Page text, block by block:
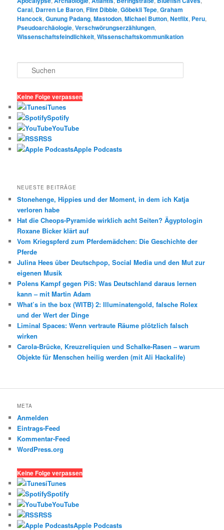
Caral, Darren Le Baron,Flint Dibble,Göbekli Tepe,Graham
Hancock,Gunung Padang,Mastodon,Michael Button,Netflix, Peru,
Pseudoarchäologie,Verschwörungserzählungen,
Wissenschaftsfeindlichkeit,Wissenschaftskommunikation
u
h
e
n
Keine Folge verpassen
iTunes
Spotify
YouTube
RSS
Apple Podcasts
NEUESTE BEITRÄGE
Stonehenge, Hippies und der Moment, in dem ich Katja
verloren habe
Hat die Cheops-Pyramide wirklich acht Seiten? Ägyptologin
Roxane Bicker klärt auf
Vom Kriegspferd zum Pferdemädchen: Die Geschichte der
Pferde
Julina Hees über Deutschpop, Social Media und den Mut zur
eigenen Musik
Polens Kampf gegen PiS: Was Deutschland daraus lernen
kann – mit Martin Adam
What’s in the box (WITB) 2: Illuminatengold, falsche Rolex
und der Wert der Dinge
Liminal Spaces: Wenn vertraute Räume plötzlich falsch
wirken
Carola-Brücke, Kreuzreliquien und Schalke-Rasen – warum
Objekte für Menschen heilig werden (mit Ali Hackalife)
META
Anmelden
Eintrags-Feed
Kommentar-Feed
WordPress.org
Keine Folge verpassen
iTunes
Spotify
YouTube
RSS
Apple Podcasts